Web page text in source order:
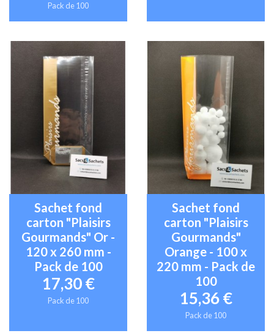
Pack de 100
Sachet fond
carton "Plaisirs
Gourmands" Or -
120 x 260 mm -
Pack de 100
17,30 €
Pack de 100
Sachet fond
carton "Plaisirs
Gourmands"
Orange - 100 x
220 mm - Pack de
100
15,36 €
Pack de 100